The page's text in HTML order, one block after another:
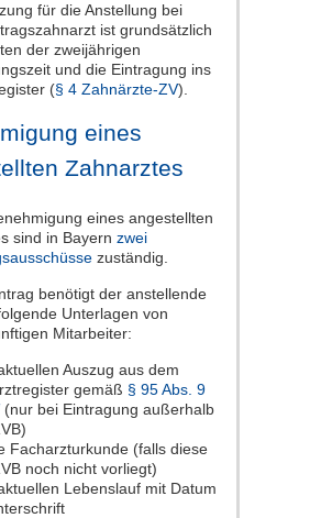
für die Anstellung bei
ist grundsätzlich
der zweijährigen
und die Eintragung ins
(§ 4 Zahnärzte-ZV).
eines
Zahnarztes
eines angestellten
sind in Bayern zwei
zuständig.
benötigt der anstellende
Unterlagen von
Mitarbeiter:
Auszug aus dem
gemäß § 95 Abs. 9
(nur bei Eintragung außerhalb
Facharzturkunde (falls diese
noch nicht vorliegt)
Lebenslauf mit Datum